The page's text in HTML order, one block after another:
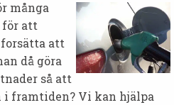
många
att
att
då göra
så att
framtiden? Vi kan hjälpa